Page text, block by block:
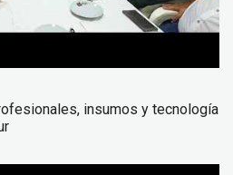
insumos y tecnología